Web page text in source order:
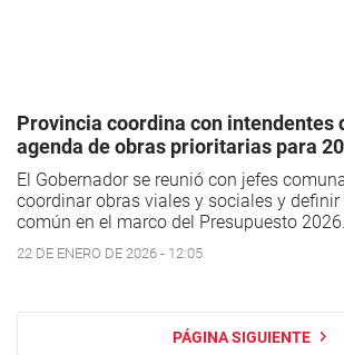
Provincia coordina con intendentes
agenda de obras prioritarias para
El Gobernador se reunió con jefes
coordinar obras viales y sociales y definir
común en el marco del Presupuesto 2026.
22 DE ENERO DE 2026 - 12:05
PÁGINA SIGUIENTE